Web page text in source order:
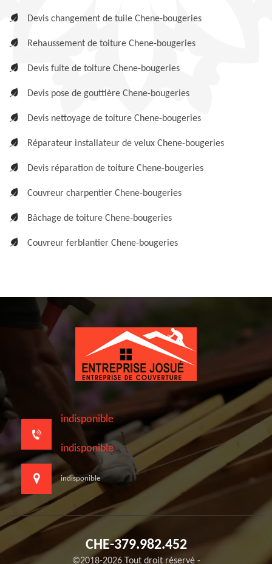
Devis changement de tuile Chene-bougeries
Rehaussement de toiture Chene-bougeries
Devis fuite de toiture Chene-bougeries
Devis pose de gouttière Chene-bougeries
Devis nettoyage de toiture Chene-bougeries
Réparateur installateur de velux Chene-bougeries
Devis réparation de toiture Chene-bougeries
Couvreur charpentier Chene-bougeries
Bâchage de toiture Chene-bougeries
Couvreur ferblantier Chene-bougeries
indisponible
indisponible
indisponible
CHE-379.982.452
©2018-2026 Tout droit réservé -